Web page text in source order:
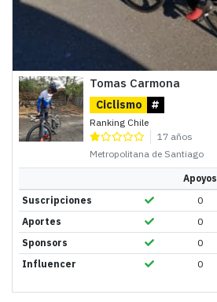
Tomas Carmona
Ciclismo #
Ranking Chile
17 años
Metropolitana de Santiago
Apoyos
Suscripciones
0
Aportes
0
Sponsors
0
Influencer
0